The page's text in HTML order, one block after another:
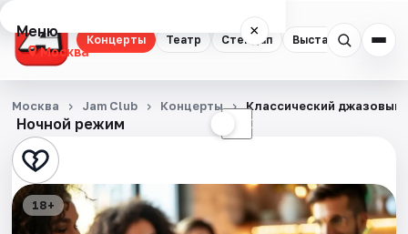
Концерты Театр Стендап Выставки
Меню ×
Москва
Концерты
Театр
Стендап
Выставки
Ночной режим ☾
Москва Jam Club Концерты Классический джазовый
18+